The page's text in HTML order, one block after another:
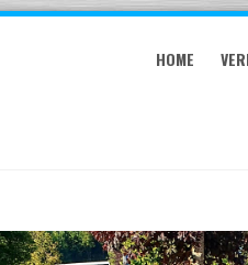
HOME